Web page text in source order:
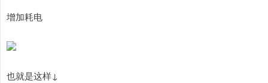
增加耗电
也就是这样↓